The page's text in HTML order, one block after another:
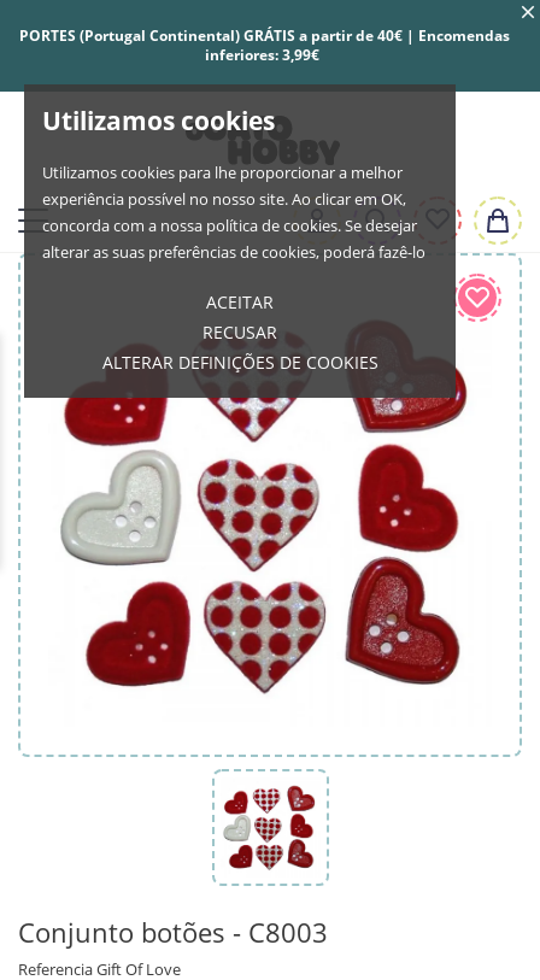
Utilizamos cookies
Utilizamos cookies para lhe proporcionar a melhor
experiência possível no nosso site. Ao clicar em OK,
concorda com a nossa política de cookies. Se desejar
alterar as suas preferências de cookies, poderá fazê-lo
ACEITAR
RECUSAR
ALTERAR DEFINIÇÕES DE COOKIES
PORTES (Portugal Continental) GRÁTIS a partir de 40€ | Encomendas
inferiores: 3,99€
Conjunto botões - C8003
ReferenciaGift Of Love